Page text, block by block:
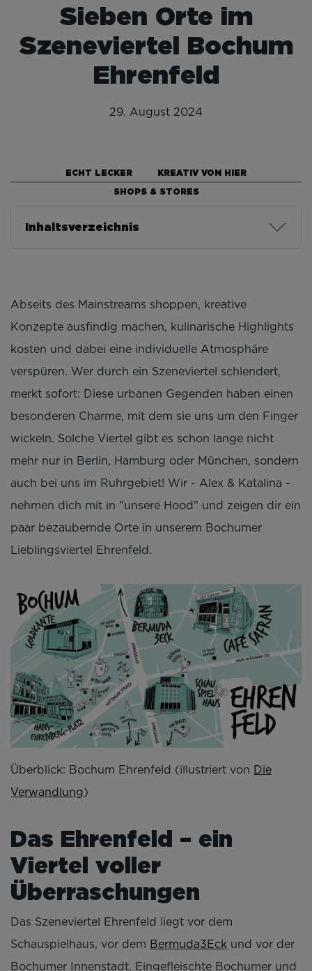
Sieben Orte im
Szeneviertel Bochum
Ehrenfeld
29. August 2024
ECHT LECKER
KREATIV VON HIER
SHOPS & STORES
Inhaltsverzeichnis
Abseits des Mainstreams shoppen, kreative
Konzepte ausfindig machen, kulinarische Highlights
kosten und dabei eine individuelle Atmosphäre
verspüren. Wer durch ein Szeneviertel schlendert,
merkt sofort: Diese urbanen Gegenden haben einen
besonderen Charme, mit dem sie uns um den Finger
wickeln. Solche Viertel gibt es schon lange nicht
mehr nur in Berlin, Hamburg oder München, sondern
auch bei uns im Ruhrgebiet! Wir - Alex & Katalina -
nehmen dich mit in "unsere Hood" und zeigen dir ein
paar bezaubernde Orte in unserem Bochumer
Lieblingsviertel Ehrenfeld.
Überblick: Bochum Ehrenfeld (illustriert von
Die
Verwandlung)
Das Ehrenfeld – ein
Viertel voller
Überraschungen
Das Szeneviertel Ehrenfeld liegt vor dem
Schauspielhaus, vor dem Bermuda3Eck und vor der
Bochumer Innenstadt. Eingefleischte Bochumer und